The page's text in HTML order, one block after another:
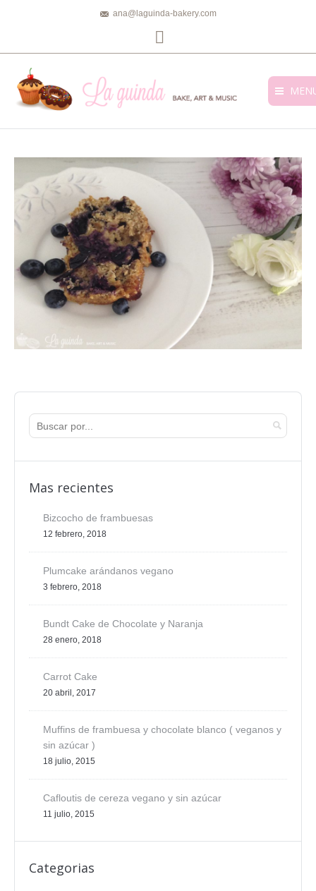
ana@laguinda-bakery.com
Mas recientes
Bizcocho de frambuesas
12 febrero, 2018
Plumcake arándanos vegano
3 febrero, 2018
Bundt Cake de Chocolate y Naranja
28 enero, 2018
Carrot Cake
20 abril, 2017
Muffins de frambuesa y chocolate blanco ( veganos y
sin azúcar )
18 julio, 2015
Cafloutis de cereza vegano y sin azúcar
11 julio, 2015
Categorias